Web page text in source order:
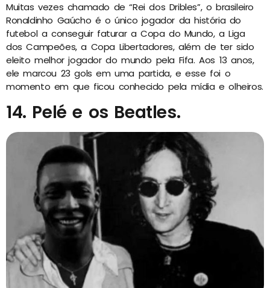
Muitas vezes chamado de “Rei dos Dribles”, o brasileiro
Ronaldinho Gaúcho é o único jogador da história do
futebol a conseguir faturar a Copa do Mundo, a Liga
dos Campeões, a Copa Libertadores, além de ter sido
eleito melhor jogador do mundo pela Fifa. Aos 13 anos,
ele marcou 23 gols em uma partida, e esse foi o
momento em que ficou conhecido pela mídia e olheiros.
14. Pelé e os Beatles.